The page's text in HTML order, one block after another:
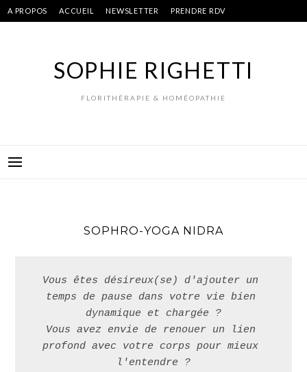
Skip
to
A PROPOS ACCUEIL NEWSLETTER PRENDRE RDV
SOPHIE RIGHETTI
FLORITHÉRAPIE & HOMÉOPATHIE
SOPHRO-YOGA NIDRA
Vous êtes désireux(se) d'ajouter un
temps de pause dans votre vie bien
dynamique et chargée ?
Vous avez envie de renouer un lien
profond avec votre corps pour mieux
l'entendre ?